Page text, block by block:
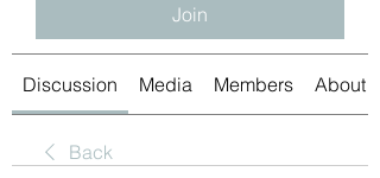
Join
Discussion Media Members About
Back